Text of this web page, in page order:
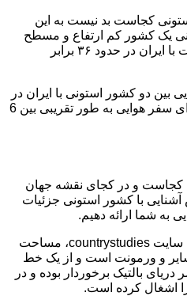
کجاست بد نیست به این
یک کشور کم ارتفاع و مسطح
است که از جنبه مقایسه مساحت با ایران در حدود ۳۶ برابر
بین دو کشور استونی با ایران در
حدود 3269 کیلومتر است که برای سفر هوایی به طور تقریبی بین 6
کجاست و در کجای نقشه جهان
با کشور استونی جزئیات
به شما ارائه دهیم.
طبق اطلاعات ارائه شده در وب سایت countrystudies، مساحت
و ورمونت است و از یک خط
بالتیک برخوردار بوده و در